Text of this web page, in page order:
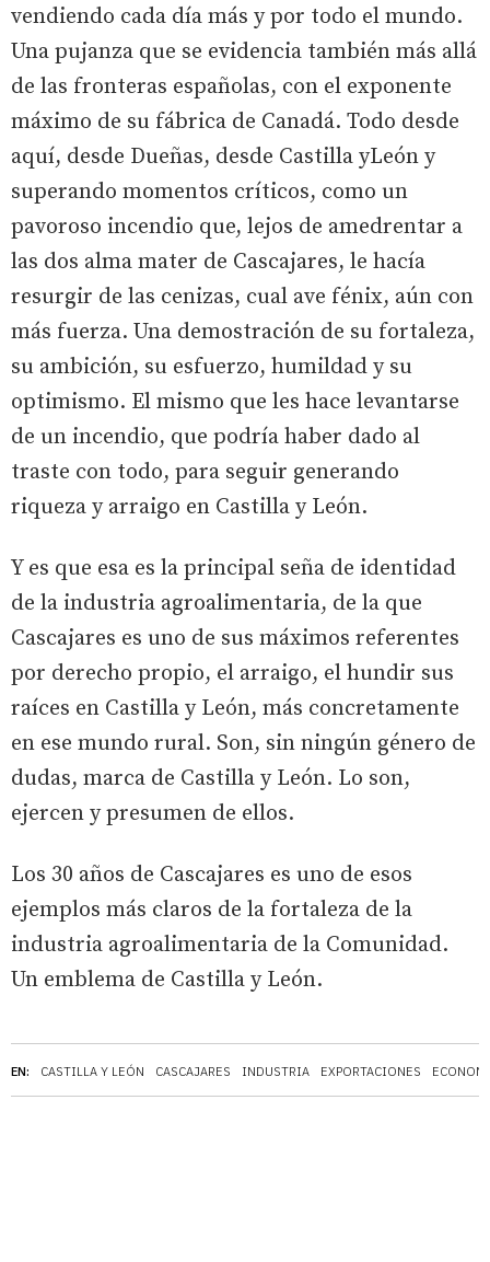
EN: CASTILLA Y LEÓN CASCAJARES INDUSTRIA EXPORTACIONES
vendiendo cada día más y por todo el mundo.
Una pujanza que se evidencia también más allá
de las fronteras españolas, con el exponente
máximo de su fábrica de Canadá. Todo desde
aquí, desde Dueñas, desde Castilla yLeón y
superando momentos críticos, como un
pavoroso incendio que, lejos de amedrentar a
las dos alma mater de Cascajares, le hacía
resurgir de las cenizas, cual ave fénix, aún con
más fuerza. Una demostración de su fortaleza,
su ambición, su esfuerzo, humildad y su
optimismo. El mismo que les hace levantarse
de un incendio, que podría haber dado al
traste con todo, para seguir generando
riqueza y arraigo en Castilla y León.
Y es que esa es la principal seña de identidad
de la industria agroalimentaria, de la que
Cascajares es uno de sus máximos referentes
por derecho propio, el arraigo, el hundir sus
raíces en Castilla y León, más concretamente
en ese mundo rural. Son, sin ningún género de
dudas, marca de Castilla y León. Lo son,
ejercen y presumen de ellos.
Los 30 años de Cascajares es uno de esos
ejemplos más claros de la fortaleza de la
industria agroalimentaria de la Comunidad.
Un emblema de Castilla y León.